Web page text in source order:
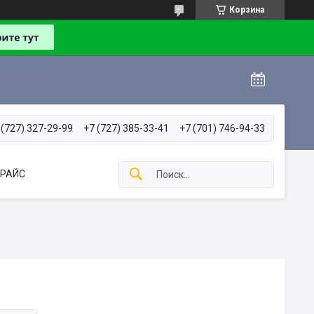
Корзина
(727) 327-29-99 +7 (727) 385-33-41 +7 (701) 746-94-33